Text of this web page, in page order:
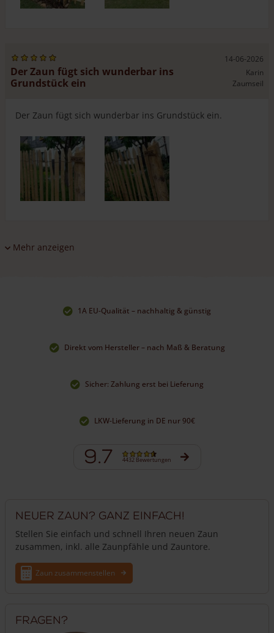
Landschaftsbau-Betrieb durchführen lassen.
Der Zaun fügt sich wunderbar ins
Grundstück ein
Karin
Zaumseil
14-06-2026
Der Zaun fügt sich wunderbar ins Grundstück ein.
Mehr anzeigen
1A EU-Qualität – nachhaltig & günstig
Direkt vom Hersteller – nach Maß & Beratung
Sicher: Zahlung erst bei Lieferung
LKW-Lieferung in DE nur 90€
9.7 4432 Bewertungen
Neuer Zaun? Ganz einfach!
Stellen Sie einfach und schnell Ihren neuen Zaun
zusammen, inkl. alle Zaunpfähle und Zauntore.
Zaun zusammenstellen
Fragen?